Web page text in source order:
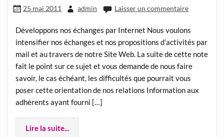
25 mai 2011 admin Laisser un commentaire
Développons nos échanges par Internet Nous voulons
intensifier nos échanges et nos propositions d’activités par
mail et au travers de notre Site Web. La suite de cette note
fait le point sur ce sujet et vous demande de nous faire
savoir, le cas échéant, les difficultés que pourrait vous
poser cette orientation de nos relations Information aux
adhérents ayant fourni […]
Lire la suite...